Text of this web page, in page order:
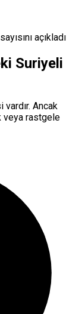
açıkladı
Suriyeli
Ancak
veya rastgele